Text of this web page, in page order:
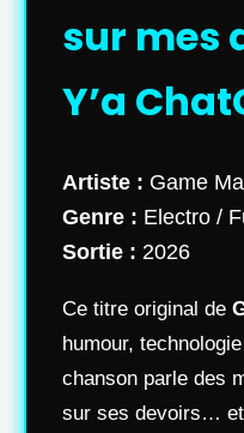
sur mes
Y’a
Artiste : Game
Genre : Electro /
Sortie : 2026
Ce titre original de
humour,
chanson parle des
sur ses devoirs…